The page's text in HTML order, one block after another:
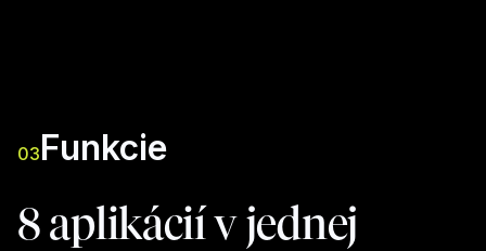
03Funkcie
8 aplikácií v jednej